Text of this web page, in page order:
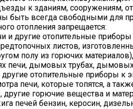
к зданиям, сооружениям,
быть всегда свободными для
отопления запрещается:
и другие отопительные
листов,
полу из горючих
печи, дымовых трубах, дымовых
отопительные приборы к
печи, которые топятся, а
другие горючие вещества и
печей бензин, керосин,